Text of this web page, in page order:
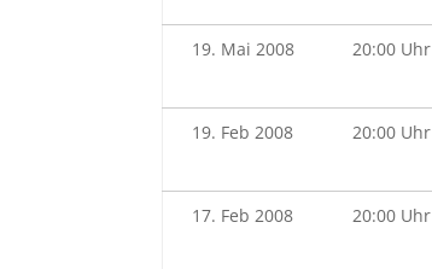
19. Mai 2008 20:00 Uhr
19. Feb 2008 20:00 Uhr
17. Feb 2008 20:00 Uhr